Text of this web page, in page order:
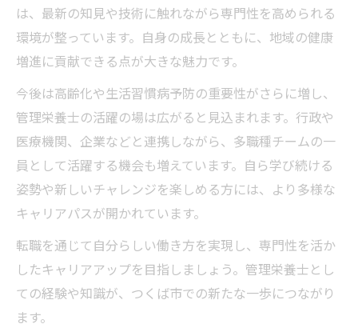
は、最新の知見や技術に触れながら専門性を高められる
環境が整っています。自身の成長とともに、地域の健康
増進に貢献できる点が大きな魅力です。
今後は高齢化や生活習慣病予防の重要性がさらに増し、
管理栄養士の活躍の場は広がると見込まれます。行政や
医療機関、企業などと連携しながら、多職種チームの一
員として活躍する機会も増えています。自ら学び続ける
姿勢や新しいチャレンジを楽しめる方には、より多様な
キャリアパスが開かれています。
転職を通じて自分らしい働き方を実現し、専門性を活か
したキャリアアップを目指しましょう。管理栄養士とし
ての経験や知識が、つくば市での新たな一歩につながり
ます。